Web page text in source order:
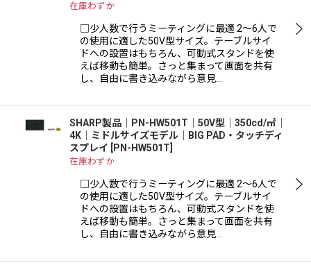
在庫わずか
□少人数で行うミーティングに最適 2〜6人で
の使用に適した50V型サイズ。テーブルサイ
ドへの設置はもちろん、可動式スタンドを使
えば移動も簡単。さっと集まって画面を共有
し、自由に書き込みながら意見…
SHARP製品｜PN-HW501T｜50V型｜350cd/㎡｜
4K｜ミドルサイズモデル｜BIG PAD・タッチディ
スプレイ
PN-HW501T
在庫わずか
□少人数で行うミーティングに最適 2〜6人で
の使用に適した50V型サイズ。テーブルサイ
ドへの設置はもちろん、可動式スタンドを使
えば移動も簡単。さっと集まって画面を共有
し、自由に書き込みながら意見…